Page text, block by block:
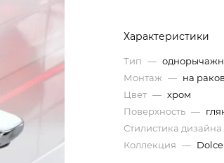
Характеристики
Тип —
Монтаж — на
Цвет — хром
Поверхность —
Стилистика дизайна
Коллекция — Dolce